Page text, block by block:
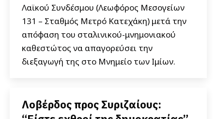
Λαϊκού Συνδέσμου (Λεωφόρος Μεσογείων
131 – Σταθμός Μετρό Κατεχάκη) μετά την
απόφαση του σταλινικού-μνημονιακού
καθεστώτος να απαγορεύσει την
διεξαγωγή της στο Μνημείο των Ιμίων.
Λοβέρδος προς Συριζαίους: